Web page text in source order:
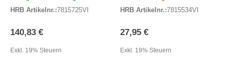
HRB Artikelnr.:7815725VI
140,83 €
Exkl. 19% Steuern
HRB Artikelnr.:7815534VI
27,95 €
Exkl. 19% Steuern